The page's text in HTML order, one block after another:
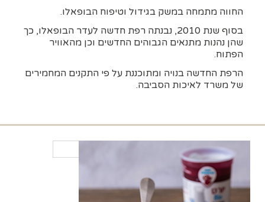
החווה מתמחה במשק בגידול וטיפוח הבופאלו.
בסוף שנת 2010, נבנתה רפת חדשה לעדר הבופאלו, כך
שהן נהנות מתנאים הגבוהים החדשים וכן מהאוויר
הפתוח.
הרפת החדשה בנויה ומתוכננת על פי התקנים המחמירים
של משרד לאיכות הסביבה.
חיפוש:
אין קטגוריות